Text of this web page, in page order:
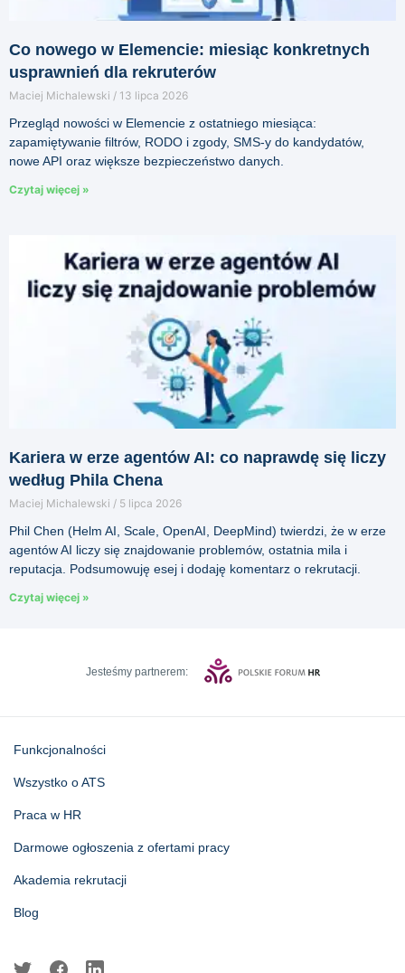
Co nowego w Elemencie: miesiąc konkretnych
usprawnień dla rekruterów
Maciej Michalewski 13 lipca 2026
Przegląd nowości w Elemencie z ostatniego miesiąca:
zapamiętywanie filtrów, RODO i zgody, SMS-y do kandydatów,
nowe API oraz większe bezpieczeństwo danych.
Czytaj więcej »
Kariera w erze agentów AI: co naprawdę się liczy
według Phila Chena
Maciej Michalewski 5 lipca 2026
Phil Chen (Helm AI, Scale, OpenAI, DeepMind) twierdzi, że w erze
agentów AI liczy się znajdowanie problemów, ostatnia mila i
reputacja. Podsumowuję esej i dodaję komentarz o rekrutacji.
Czytaj więcej »
Jesteśmy partnerem:
Funkcjonalności
Wszystko o ATS
Praca w HR
Darmowe ogłoszenia z ofertami pracy
Akademia rekrutacji
Blog